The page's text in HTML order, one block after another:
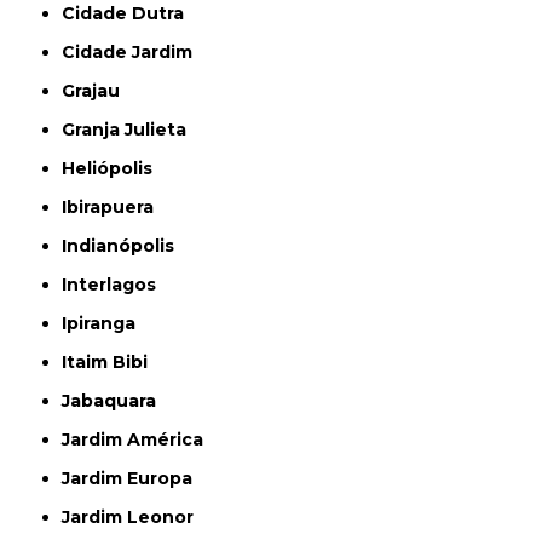
Cidade Dutra
Cidade Jardim
Grajau
Granja Julieta
Heliópolis
Ibirapuera
Indianópolis
Interlagos
Ipiranga
Itaim Bibi
Jabaquara
Jardim América
Jardim Europa
Jardim Leonor